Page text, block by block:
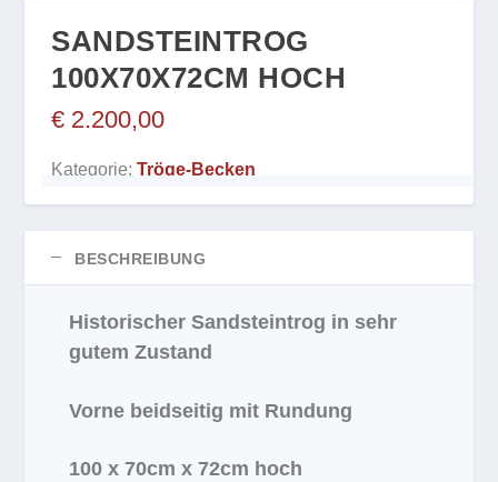
SANDSTEINTROG
100X70X72CM HOCH
€ 2.200,00
Kategorie:Tröge-Becken
BESCHREIBUNG
Historischer Sandsteintrog in sehr
gutem Zustand
Vorne beidseitig mit Rundung
100 x 70cm x 72cm hoch